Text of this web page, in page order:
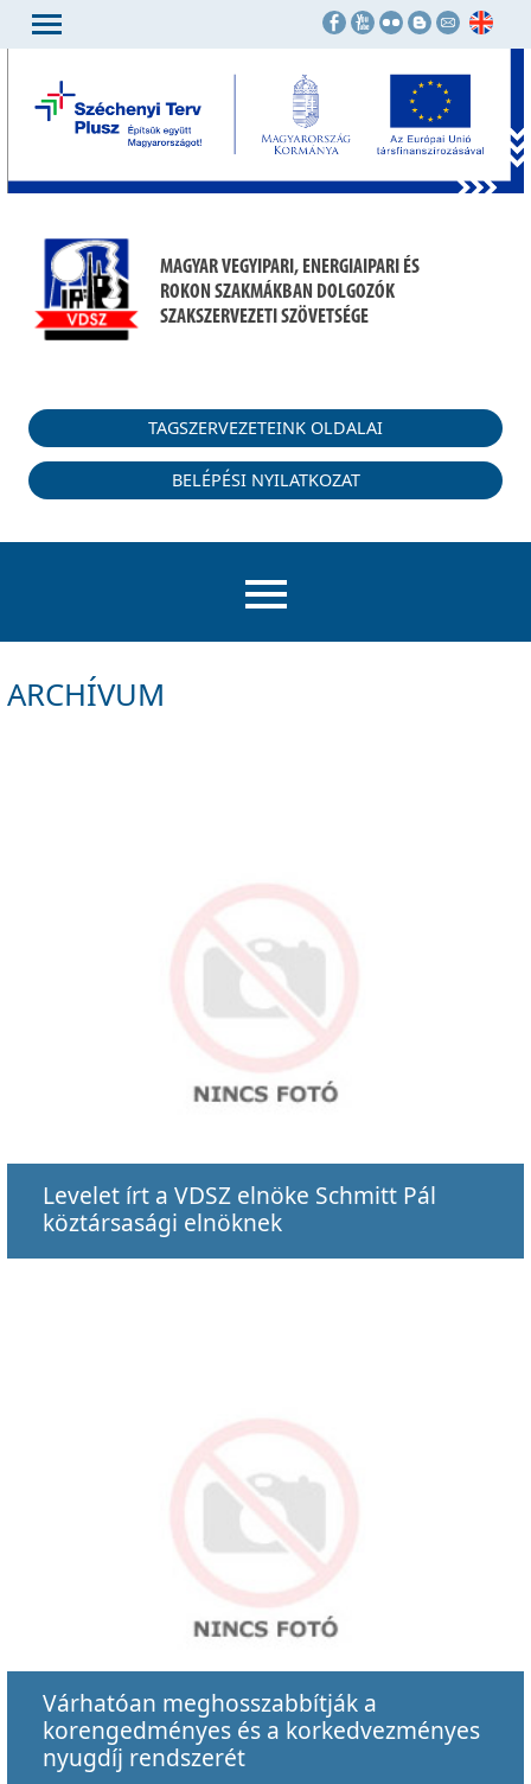
MAGYAR VEGYIPARI, ENERGIAIPARI ÉS
ROKON SZAKMÁKBAN DOLGOZÓK
SZAKSZERVEZETI SZÖVETSÉGE
TAGSZERVEZETEINK OLDALAI
BELÉPÉSI NYILATKOZAT
ARCHÍVUM
Levelet írt a VDSZ elnöke Schmitt Pál
köztársasági elnöknek
Várhatóan meghosszabbítják a
korengedményes és a korkedvezményes
nyugdíj rendszerét